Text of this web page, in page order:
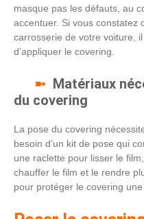
masque pas les défauts, au
accentuer. Si vous constatez
carrosserie de votre voiture,
d’appliquer le covering.
Matériaux
du covering
La pose du covering
besoin d’un kit de pose qui
une raclette pour lisser le
chauffer le film et le rendre
pour protéger le covering une